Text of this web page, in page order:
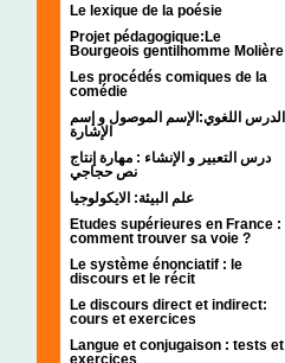
Le lexique de la poésie
Projet pédagogique:Le
Bourgeois gentilhomme Molière
Les procédés comiques de la
comédie
الدرس اللغوي:الإسم الموصول و إسم
الإشارة
درس التعبير و الإنشاء : مهارة إنتاج
نص حجاجي
علم البيئة: الايكولوجيا
Etudes supérieures en France :
comment trouver sa voie ?
Le système énonciatif : le
discours et le récit
Le discours direct et indirect:
cours et exercices
Langue et conjugaison : tests et
exercices